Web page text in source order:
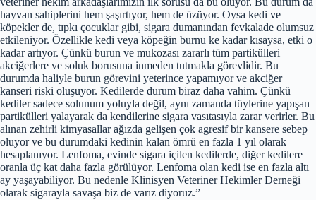
hayvan sahiplerini hem şaşırtıyor, hem de üzüyor. Oysa kedi ve
köpekler de, tıpkı çocuklar gibi, sigara dumanından fevkalade olumsuz
etkileniyor. Özellikle kedi veya köpeğin burnu ke kadar kısaysa, etki o
kadar artıyor. Çünkü burun ve mukozası zararlı tüm partikülleri
akciğerlere ve soluk borusuna inmeden tutmakla görevlidir. Bu
durumda haliyle burun görevini yeterince yapamıyor ve akciğer
kanseri riski oluşuyor. Kedilerde durum biraz daha vahim. Çünkü
kediler sadece solunum yoluyla değil, aynı zamanda tüylerine yapışan
partikülleri yalayarak da kendilerine sigara vasıtasıyla zarar verirler. Bu
alınan zehirli kimyasallar ağızda gelişen çok agresif bir kansere sebep
oluyor ve bu durumdaki kedinin kalan ömrü en fazla 1 yıl olarak
hesaplanıyor. Lenfoma, evinde sigara içilen kedilerde, diğer kedilere
oranla üç kat daha fazla görülüyor. Lenfoma olan kedi ise en fazla altı
ay yaşayabiliyor. Bu nedenle Klinisyen Veteriner Hekimler Derneği
olarak sigarayla savaşa biz de varız diyoruz.”